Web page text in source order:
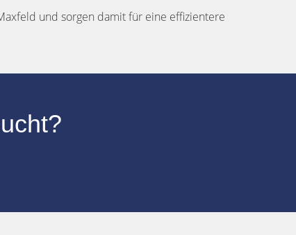
und sorgen damit für eine effizientere